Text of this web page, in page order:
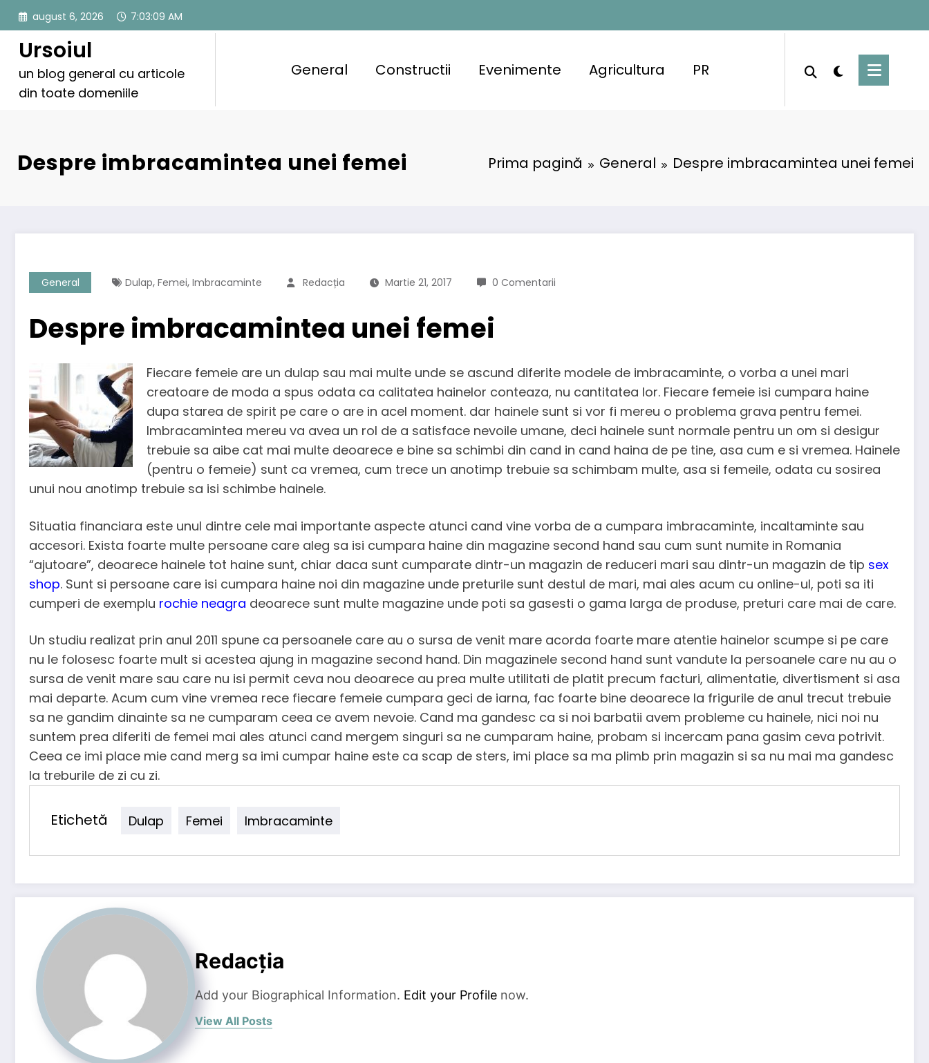
conținut
august 6, 2026 7:03:10 AM
Ursoiul
un blog general cu articole
din toate domeniile
General Constructii Evenimente Agricultura PR
Despre imbracamintea unei femei Prima pagină General Despre imbracamintea unei femei
General Dulap, Femei, Imbracaminte Redacția Martie 21, 2017 0 Comentarii
Despre imbracamintea unei femei
Fiecare femeie are un dulap sau mai multe unde se ascund diferite modele de imbracaminte, o vorba a unei mari
creatoare de moda a spus odata ca calitatea hainelor conteaza, nu cantitatea lor. Fiecare femeie isi cumpara haine
dupa starea de spirit pe care o are in acel moment. dar hainele sunt si vor fi mereu o problema grava pentru femei.
Imbracamintea mereu va avea un rol de a satisface nevoile umane, deci hainele sunt normale pentru un om si desigur
trebuie sa aibe cat mai multe deoarece e bine sa schimbi din cand in cand haina de pe tine, asa cum e si vremea. Hainele
(pentru o femeie) sunt ca vremea, cum trece un anotimp trebuie sa schimbam multe, asa si femeile, odata cu sosirea
unui nou anotimp trebuie sa isi schimbe hainele.
Situatia financiara este unul dintre cele mai importante aspecte atunci cand vine vorba de a cumpara imbracaminte, incaltaminte sau
accesori. Exista foarte multe persoane care aleg sa isi cumpara haine din magazine second hand sau cum sunt numite in Romania
“ajutoare”, deoarece hainele tot haine sunt, chiar daca sunt cumparate dintr-un magazin de reduceri mari sau dintr-un magazin de tip sex
shop. Sunt si persoane care isi cumpara haine noi din magazine unde preturile sunt destul de mari, mai ales acum cu online-ul, poti sa iti
cumperi de exemplu rochie neagra deoarece sunt multe magazine unde poti sa gasesti o gama larga de produse, preturi care mai de care.
Un studiu realizat prin anul 2011 spune ca persoanele care au o sursa de venit mare acorda foarte mare atentie hainelor scumpe si pe care
nu le folosesc foarte mult si acestea ajung in magazine second hand. Din magazinele second hand sunt vandute la persoanele care nu au o
sursa de venit mare sau care nu isi permit ceva nou deoarece au prea multe utilitati de platit precum facturi, alimentatie, divertisment si asa
mai departe. Acum cum vine vremea rece fiecare femeie cumpara geci de iarna, fac foarte bine deoarece la frigurile de anul trecut trebuie
sa ne gandim dinainte sa ne cumparam ceea ce avem nevoie. Cand ma gandesc ca si noi barbatii avem probleme cu hainele, nici noi nu
suntem prea diferiti de femei mai ales atunci cand mergem singuri sa ne cumparam haine, probam si incercam pana gasim ceva potrivit.
Ceea ce imi place mie cand merg sa imi cumpar haine este ca scap de sters, imi place sa ma plimb prin magazin si sa nu mai ma gandesc
la treburile de zi cu zi.
Etichetă Dulap Femei Imbracaminte
Redacția
Add your Biographical Information. Edit your Profile now.
View All Posts